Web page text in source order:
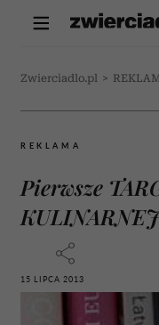
Zwierciadlo.pl >
REKLAMA
Pierwsze
KULINARNEJ
15 LIPCA 2013